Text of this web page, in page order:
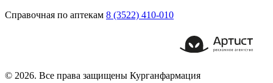
Справочная по аптекам 8 (3522) 410-010
© 2026. Все права защищены Курганфармация